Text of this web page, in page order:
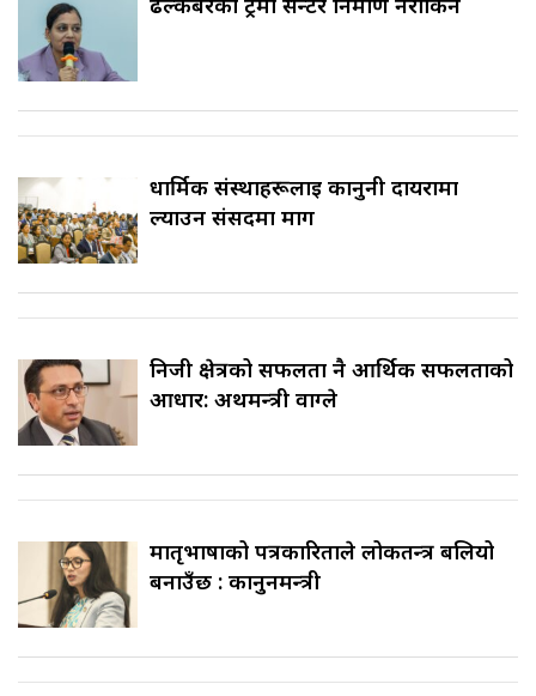
धार्मिक संस्थाहरूलाई कानुनी दायरामा
ल्याउन संसदमा माग
निजी क्षेत्रको सफलता नै आर्थिक सफलताको
आधार: अर्थमन्त्री वाग्ले
मातृभाषाको पत्रकारिताले लोकतन्त्र बलियो
बनाउँछ : कानुनमन्त्री